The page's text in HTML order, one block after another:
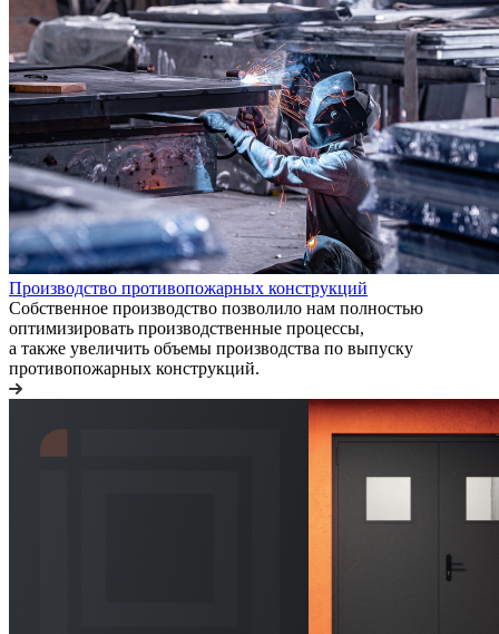
Производство противопожарных конструкций
Собственное производство позволило нам полностью
оптимизировать производственные процессы,
а также увеличить объемы производства по выпуску
противопожарных конструкций.